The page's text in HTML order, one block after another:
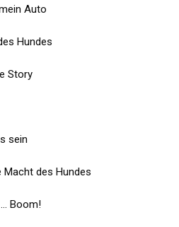
Auto
Hundes
Story
sein
Macht des Hundes
Boom!